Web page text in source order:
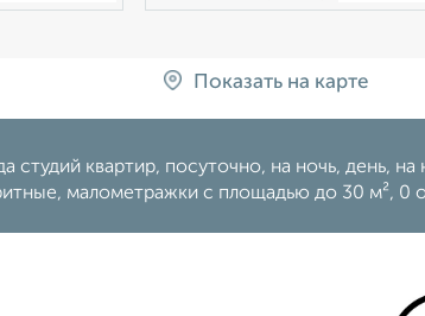
Показать на карте
студий квартир, посуточно, на ночь, день,
малометражки c площадью до 30 м², 0